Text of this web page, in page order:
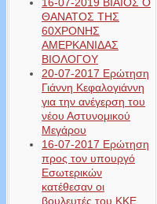
ΘΑΝΑΤΟΣ ΤΗΣ
60ΧΡΟΝΗΣ
ΑΜΕΡΚΑΝΙΔΑΣ
ΒΙΟΛΟΓΟΥ
20-07-2017 Ερώτηση
Γιάννη Κεφαλογιάννη
για την ανέγερση του
νέου Αστυνομικού
Μεγάρου
16-07-2017 Ερώτηση
προς τον υπουργό
Εσωτερικών
κατέθεσαν οι
βουλευτές του ΚΚΕ